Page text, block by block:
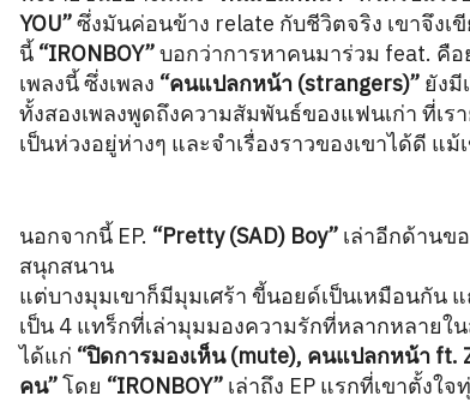
YOU”ซึ่งมันค่อนข้าง relate กับชีวิตจริง เขาจึงเ
นี้ “IRONBOY”บอกว่าการหาคนมาร่วม feat. คื
เพลงนี้ ซึ่งเพลง “คนแปลกหน้า (strangers)” ยังมี
ทั้งสองเพลงพูดถึงความสัมพันธ์ของแฟนเก่า ที่เร
เป็นห่วงอยู่ห่างๆ และจำเรื่องราวของเขาได้ดี
นอกจากนี้ EP. “Pretty (SAD) Boy” เล่าอีกด้านข
สนุกสนาน
แต่บางมุมเขาก็มีมุมเศร้า ขี้นอยด์เป็นเหมือนกัน
เป็น 4 แทร็กที่เล่ามุมมองความรักที่หลากหลายใน
ได้แก่ “ปิดการมองเห็น (mute), คนแปลกหน้า ft.
คน”โดย “IRONBOY” เล่าถึง EP แรกที่เขาตั้งใจ